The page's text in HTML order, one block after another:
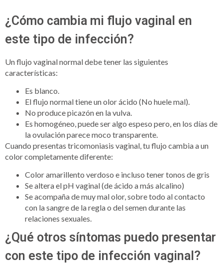
¿Cómo cambia mi flujo vaginal en
este tipo de infección?
Un flujo vaginal normal debe tener las siguientes
características:
Es blanco.
El flujo normal tiene un olor ácido (No huele mal).
No produce picazón en la vulva.
Es homogéneo, puede ser algo espeso pero, en los días de
la ovulación parece moco transparente.
Cuando presentas tricomoniasis vaginal, tu flujo cambia a un
color completamente diferente:
Color amarillento verdoso e incluso tener tonos de gris
Se altera el pH vaginal (de ácido a más alcalino)
Se acompaña de muy mal olor, sobre todo al contacto
con la sangre de la regla o del semen durante las
relaciones sexuales.
¿Qué otros síntomas puedo presentar
con este tipo de infección vaginal?